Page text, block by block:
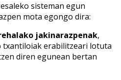
sisteman egun
mota egongo dira:
jakinarazpenak,
txantiloiak erabilitzeari lotuta
diren egunean bertan